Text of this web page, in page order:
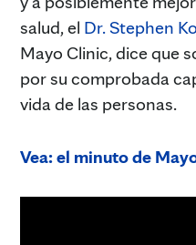
salud, el Dr. Stephen
Mayo Clinic, dice que
por su comprobada
vida de las personas.
Vea: el minuto de